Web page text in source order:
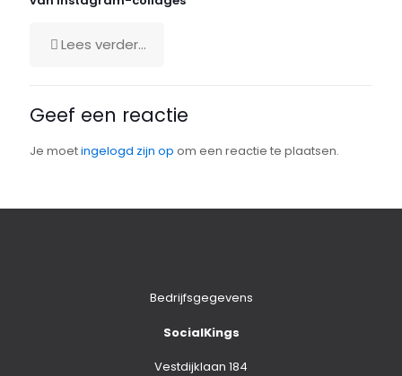
Lees verder...
Geef een reactie
Je moetingelogd zijn op om een reactie te plaatsen.
Bedrijfsgegevens
SocialKings
Vestdijklaan 184